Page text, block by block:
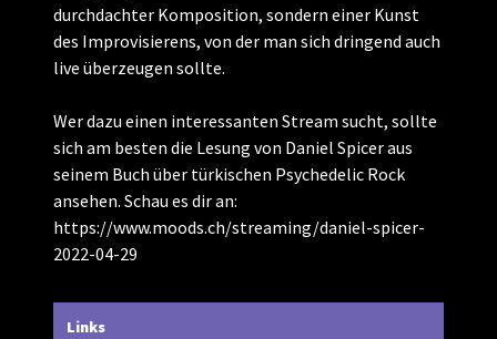
durchdachter Komposition, sondern einer Kunst
des Improvisierens, von der man sich dringend auch
live überzeugen sollte.
Wer dazu einen interessanten Stream sucht, sollte
sich am besten die Lesung von Daniel Spicer aus
seinem Buch über türkischen Psychedelic Rock
ansehen. Schau es dir an:
https://www.moods.ch/streaming/daniel-spicer-
2022-04-29
Links